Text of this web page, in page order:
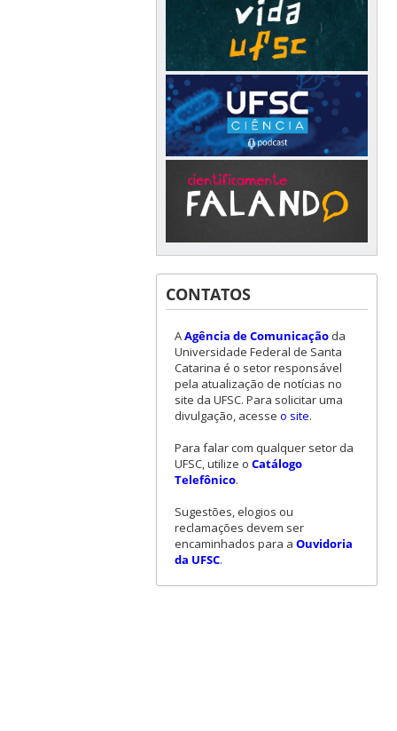
CONTATOS
AAgência de Comunicaçãoda
Universidade Federal de Santa
Catarina é o setor responsável
pela atualização de notícias no
site da UFSC. Para solicitar uma
divulgação, acesse o site.
Para falar com qualquer setor da
UFSC, utilize o Catálogo
Telefônico.
Sugestões, elogios ou
reclamações devem ser
encaminhados para a Ouvidoria
da UFSC.